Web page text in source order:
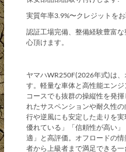
実質年率3.9%〜クレジットをお
認証工場完備、整備経験豊富
心頂けます。
ヤマハWR250F(2026年式)は
す。軽量な車体と高性能エン
コースでも抜群の操縦性を発
れたサスペンションや耐久性
行や逆風にも安定した走りを
優れている」「信頼性が高い
適」と高評価。オフロードの
者から上級者まで満足できる一